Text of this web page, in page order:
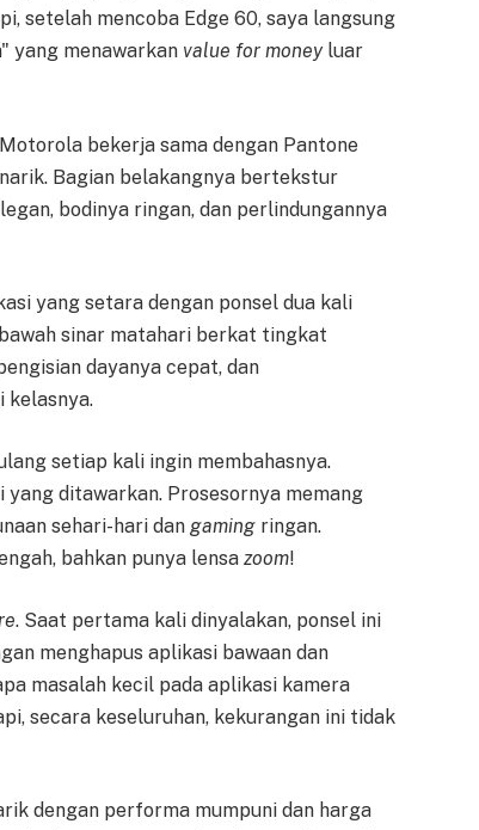
setelah mencoba Edge 60, saya langsung
yang menawarkan value for moneyluar
bekerja sama dengan Pantone
Bagian belakangnya bertekstur
bodinya ringan, dan perlindungannya
yang setara dengan ponsel dua kali
sinar matahari berkat tingkat
dayanya cepat, dan
kelasnya.
setiap kali ingin membahasnya.
ditawarkan. Prosesornya memang
sehari-hari dan gamingringan.
bahkan punya lensa zoom!
. Saat pertama kali dinyalakan, ponsel ini
menghapus aplikasi bawaan dan
masalah kecil pada aplikasi kamera
secara keseluruhan, kekurangan ini tidak
dengan performa mumpuni dan harga